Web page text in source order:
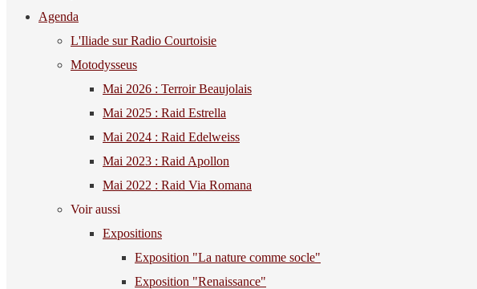
Agenda
L'Iliade sur Radio Courtoisie
Motodysseus
Mai 2026 : Terroir Beaujolais
Mai 2025 : Raid Estrella
Mai 2024 : Raid Edelweiss
Mai 2023 : Raid Apollon
Mai 2022 : Raid Via Romana
Voir aussi
Expositions
Exposition "La nature comme socle"
Exposition "Renaissance"